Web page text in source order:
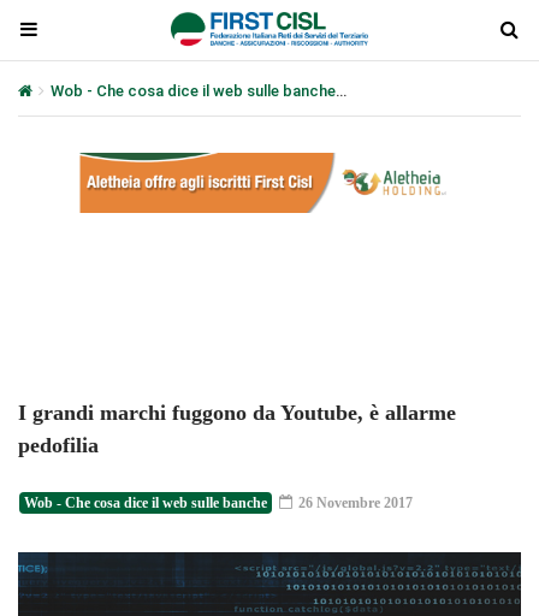
Wob - Che cosa dice il web sulle banche
I grandi marchi fuggono da Youtube, è allarme
pedofilia
Wob - Che cosa dice il web sulle banche 26 Novembre 2017